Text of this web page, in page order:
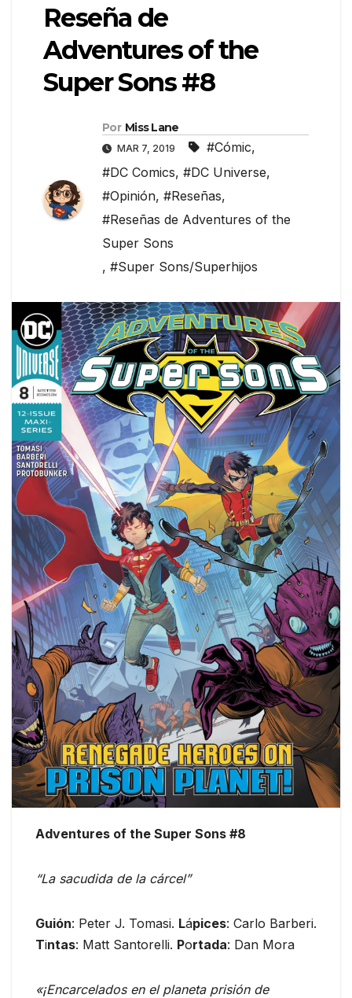
Reseña de
Adventures of the
Super Sons #8
Por Miss Lane
MAR 7, 2019 #Cómic,
#DC Comics, #DC Universe,
#Opinión, #Reseñas,
#Reseñas de Adventures of the
Super Sons
, #Super Sons/Superhijos
Adventures of the Super Sons #8
“La sacudida de la cárcel”
Guión: Peter J. Tomasi. Lápices: Carlo Barberi.
Tintas: Matt Santorelli. Portada: Dan Mora
«¡Encarcelados en el planeta prisión de